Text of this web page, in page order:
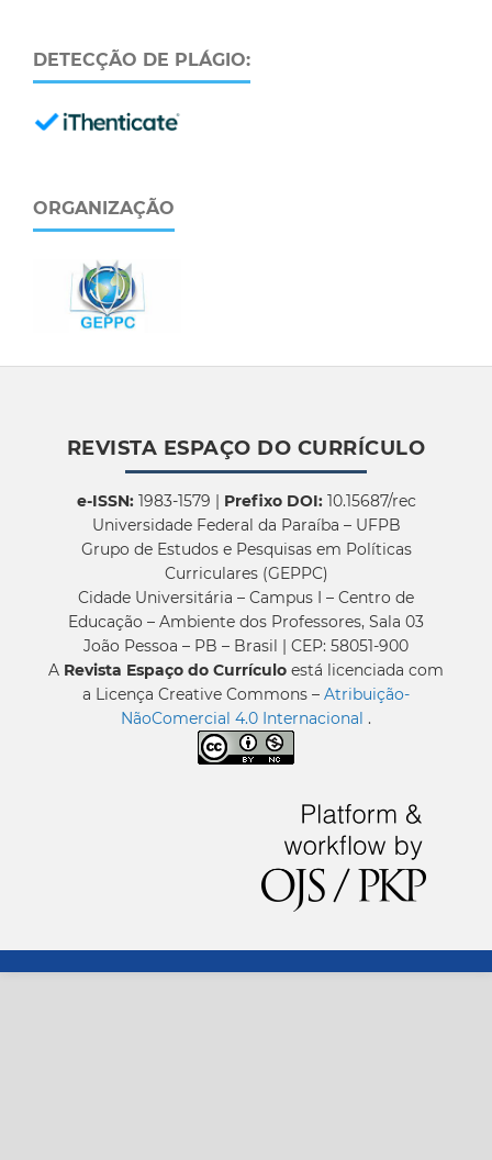
DETECÇÃO DE PLÁGIO:
ORGANIZAÇÃO
REVISTA ESPAÇO DO CURRÍCULO
e-ISSN:1983-1579 | Prefixo DOI:10.15687/rec
Universidade Federal da Paraíba – UFPB
Grupo de Estudos e Pesquisas em Políticas
Curriculares (GEPPC)
Cidade Universitária – Campus I – Centro de
Educação – Ambiente dos Professores, Sala 03
João Pessoa – PB – Brasil | CEP: 58051-900
A Revista Espaço do Currículo está licenciada com
a Licença Creative Commons – Atribuição-
NãoComercial 4.0 Internacional .